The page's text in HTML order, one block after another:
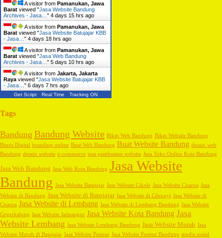
A visitor from Pamanukan, Jawa
Barat viewed "Jasa Website Bandung
Archives - Jasa… " 4 days 15 hrs ago
A visitor from Pamanukan, Jawa
Barat viewed "Jasa Website Batujajar KBB
- Jasa… " 4 days 18 hrs ago
A visitor from Pamanukan, Jawa
Barat viewed "Jasa Web Bandung
Archives - Jasa… " 5 days 10 hrs ago
A visitor from Jakarta, Jakarta
Raya viewed "Jasa Website Batujajar KBB
- Jasa… " 6 days 7 hrs ago
Get Script Real Time Tracking ON
Tags
Bandung Bandung Website Bikin Web Bandung Bikin Website Bandung
Bisnis Digital branding online Buat Web Bandung Buat Website Bandung desain web
Bandung desain website e-commerce jasa pembuatan website Jasa Toko Online Kota Bandung
Jasa Web Bandung Jasa Web Kota Bandung Jasa Website
Bandung Jasa Website Batujajar Jasa Website Cikole Jasa Website Cisarua Jasa
Website di Bandung Jasa Website di Batujajar Jasa Website di Cileunyi Jasa Website di
Cisarua Jasa Website di Lembang Jasa Website di Lembang Bandung Jasa Website
Gegerkalong Jasa Website Jatinangor Jasa Website Kota Bandung Jasa
Website Lembang Jasa Website Lembang Bandung Jasa Website Murah Jasa
Website Murah di Batujajar Jasa Website Pasteur Jasa Website Pasteur Bandung media sosial